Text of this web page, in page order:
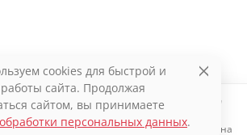
Каталог Избранное Корзина
cookies для быстрой и
сайта. Продолжая
сайтом, вы принимаете
обработки персональных данных.